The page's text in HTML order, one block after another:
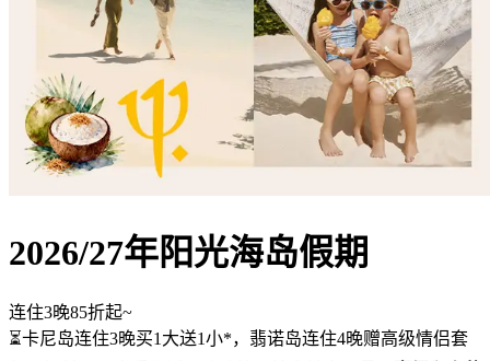
2026/27年阳光海岛假期
连住3晚85折起~
⏳卡尼岛连住3晚买1大送1小*，翡诺岛连住4晚赠高级情侣套